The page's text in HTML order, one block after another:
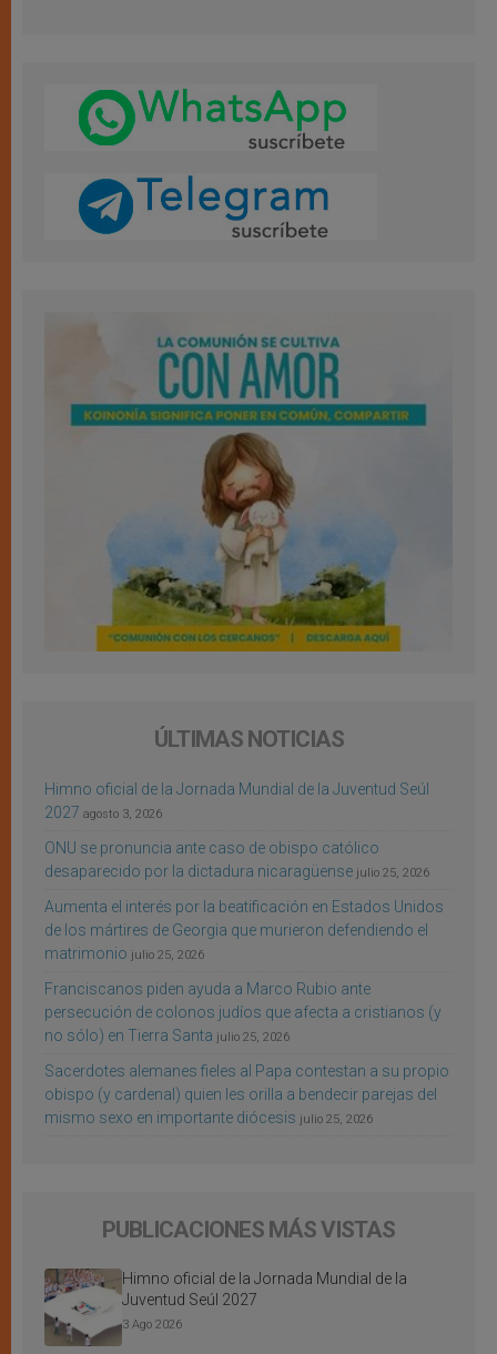
ÚLTIMAS NOTICIAS
Himno oficial de la Jornada Mundial de la Juventud Seúl
2027 agosto 3, 2026
ONU se pronuncia ante caso de obispo católico
desaparecido por la dictadura nicaragüense julio 25, 2026
Aumenta el interés por la beatificación en Estados Unidos
de los mártires de Georgia que murieron defendiendo el
matrimonio julio 25, 2026
Franciscanos piden ayuda a Marco Rubio ante
persecución de colonos judíos que afecta a cristianos (y
no sólo) en Tierra Santa julio 25, 2026
Sacerdotes alemanes fieles al Papa contestan a su propio
obispo (y cardenal) quien les orilla a bendecir parejas del
mismo sexo en importante diócesis julio 25, 2026
PUBLICACIONES MÁS VISTAS
Himno oficial de la Jornada Mundial de la
Juventud Seúl 2027
3 Ago 2026